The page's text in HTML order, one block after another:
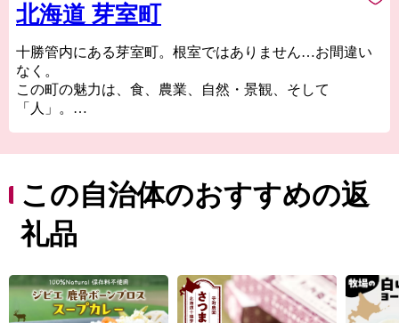
北海道 芽室町
十勝管内にある芽室町。根室ではありません…お間違い
なく。
この町の魅力は、食、農業、自然・景観、そして
「人」。
れ、小麦・てん菜・ばれいしょ・豆類・スイートコーン
などの畑作では、道内有数の生産量を誇っています。
工業は、抜群のアクセスによる物流条件と、帯広市に隣
接しているという立地条件を活かし、農産物などの豊富
り、さらに工業団地の造成・企業の誘致が進みます。
ふるさと納税返礼品は、農産物、乳製品、肉、お酒、お
つまみ…、まだまだ掘り起こし切れていない魅力的な商
この自治体のおすすめの返
礼品